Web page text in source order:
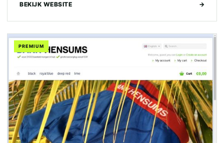
BEKIJK WEBSITE →
PREMIUM